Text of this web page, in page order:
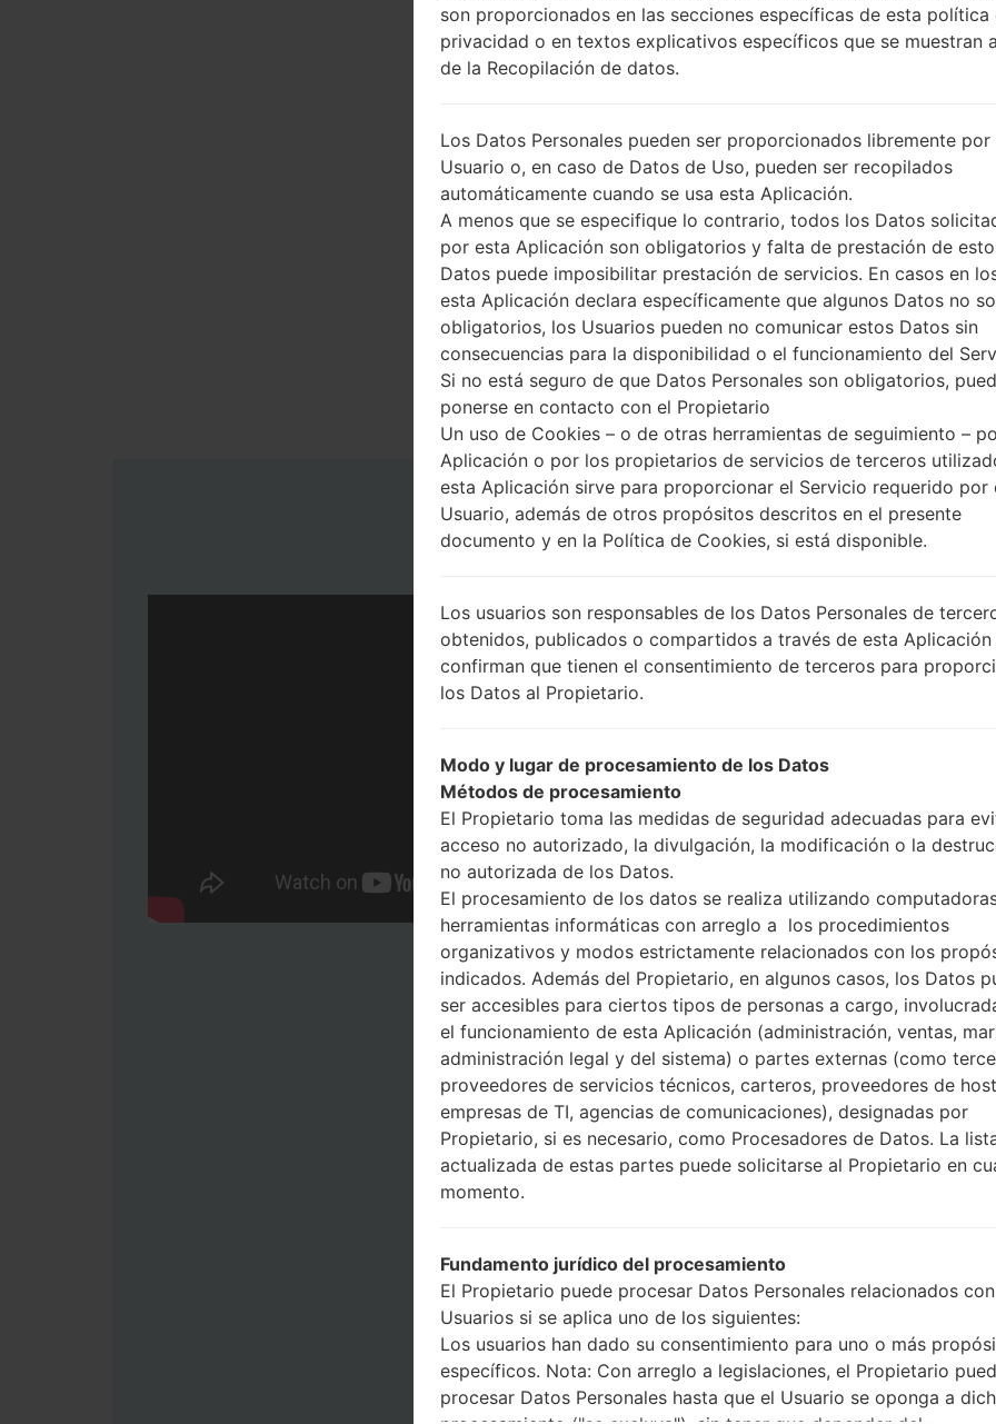
Instrucciones
Descargue a su PC:
A continuación,
Debe obtener 1 (si es
CSC _ ***: "País y
Agregue todos los
Si desea hacer clean
Ahora apague su
Cómo hacer todos los
Presione y
botón de Subir
Presione y
Bajar volumen y
Presione y
botón de Bajar
Conecte un cable
botón de Bixby y la
Presione y
Especifique solo
Automático.
Finalmente, presione
reiniciará y se
son proporcionados en las secciones específicas de esta política
privacidad o en textos explicativos específicos que se muestran
de la Recopilación de datos.
Los Datos Personales pueden ser proporcionados libremente por
Usuario o, en caso de Datos de Uso, pueden ser recopilados
automáticamente cuando se usa esta Aplicación.
A menos que se especifique lo contrario, todos los Datos
por esta Aplicación son obligatorios y falta de prestación de
Datos puede imposibilitar prestación de servicios. En casos en
esta Aplicación declara específicamente que algunos Datos no
obligatorios, los Usuarios pueden no comunicar estos Datos sin
consecuencias para la disponibilidad o el funcionamiento del
Si no está seguro de que Datos Personales son obligatorios,
ponerse en contacto con el Propietario
Un uso de Cookies – o de otras herramientas de seguimiento –
Aplicación o por los propietarios de servicios de terceros
esta Aplicación sirve para proporcionar el Servicio requerido por
Usuario, además de otros propósitos descritos en el presente
documento y en la Política de Cookies, si está disponible.
Los usuarios son responsables de los Datos Personales de
obtenidos, publicados o compartidos a través de esta Aplicación
confirman que tienen el consentimiento de terceros para
los Datos al Propietario.
Modo y lugar de procesamiento de los Datos
Métodos de procesamiento
El Propietario toma las medidas de seguridad adecuadas para
acceso no autorizado, la divulgación, la modificación o la
no autorizada de los Datos.
El procesamiento de los datos se realiza utilizando
herramientas informáticas con arreglo a los procedimientos
organizativos y modos estrictamente relacionados con los
indicados. Además del Propietario, en algunos casos, los Datos
ser accesibles para ciertos tipos de personas a cargo,
el funcionamiento de esta Aplicación (administración, ventas,
administración legal y del sistema) o partes externas (como
proveedores de servicios técnicos, carteros, proveedores de
empresas de TI, agencias de comunicaciones), designadas por
Propietario, si es necesario, como Procesadores de Datos. La
actualizada de estas partes puede solicitarse al Propietario en
momento.
Fundamento jurídico del procesamiento
El Propietario puede procesar Datos Personales relacionados
Usuarios si se aplica uno de los siguientes:
Los usuarios han dado su consentimiento para uno o más
específicos. Nota: Con arreglo a legislaciones, el Propietario
procesar Datos Personales hasta que el Usuario se oponga a